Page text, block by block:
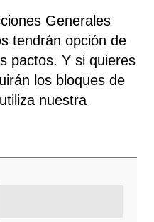
Generales
tendrán opción de
pactos. Y si quieres
los bloques de
nuestra